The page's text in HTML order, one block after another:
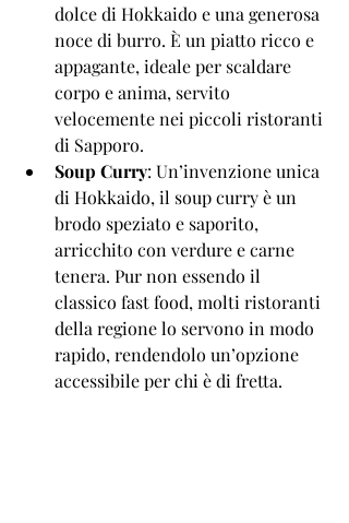
dolce di Hokkaido e una generosa
noce di burro. È un piatto ricco e
appagante, ideale per scaldare
corpo e anima, servito
velocemente nei piccoli ristoranti
di Sapporo.
Soup Curry: Un’invenzione unica
di Hokkaido, il soup curry è un
brodo speziato e saporito,
arricchito con verdure e carne
tenera. Pur non essendo il
classico fast food, molti ristoranti
della regione lo servono in modo
rapido, rendendolo un’opzione
accessibile per chi è di fretta.